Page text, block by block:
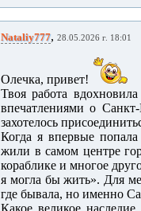
Nataliy777, 28.05.2026 г. 18:01
Олечка, привет!
Твоя работа
впечатлениями о
захотелось
Когда я впервые
жили в самом центре
кораблике и многое
я могла бы жить». Для
где бывала, но именно
Какое великое